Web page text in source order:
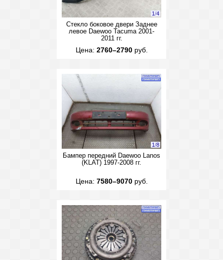
1/4
Стекло боковое двери Заднее
левое Daewoo Tacuma 2001-
2011 гг.
Цена: 2760–2790руб.
1/8
Бампер передний Daewoo Lanos
(KLAT) 1997-2008 гг.
Цена: 7580–9070руб.